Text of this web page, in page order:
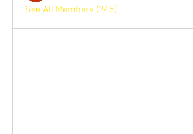
See All Members (245)